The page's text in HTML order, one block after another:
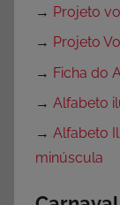
→ Projeto
→ Projeto
→ Ficha do
→ Alfabeto
→ Alfabeto
minúscula